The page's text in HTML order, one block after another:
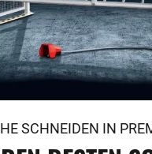
SCHNEIDEN IN